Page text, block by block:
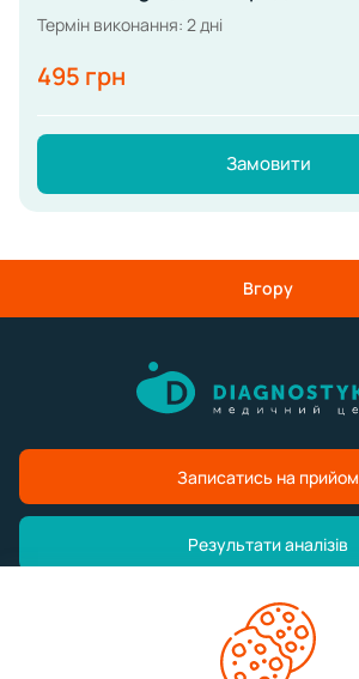
Термін виконання: 2 дні
495 грн
Замовити
Вгору
Записатись на прийом
Результати аналізів